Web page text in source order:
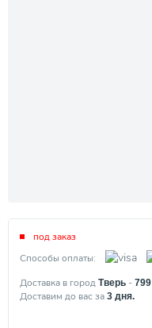
под заказ
Способы оплаты:
Доставка в город Тверь - 799
Доставим до вас за 3 дня.